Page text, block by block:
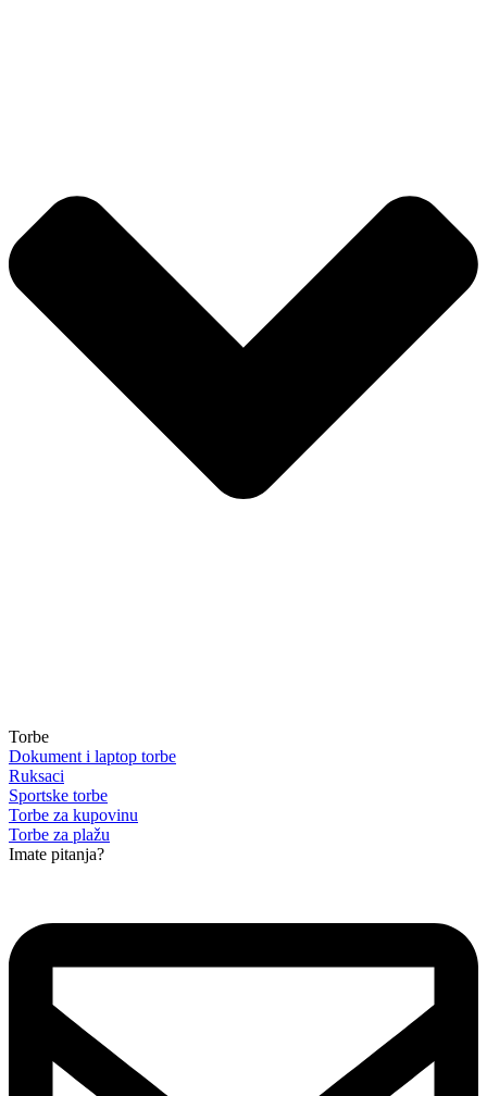
Torbe
Dokument i laptop torbe
Ruksaci
Sportske torbe
Torbe za kupovinu
Torbe za plažu
Imate pitanja?